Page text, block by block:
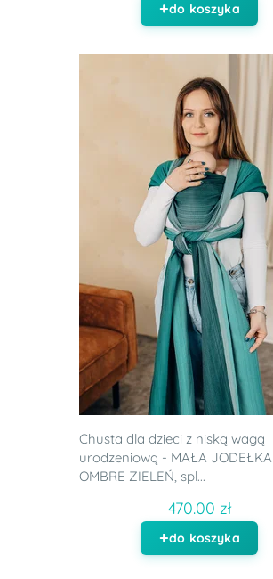
do koszyka
Chusta dla dzieci z niską wagą
urodzeniową - MAŁA JODEŁKA
OMBRE ZIELEŃ, spl...
470.00 zł
do koszyka